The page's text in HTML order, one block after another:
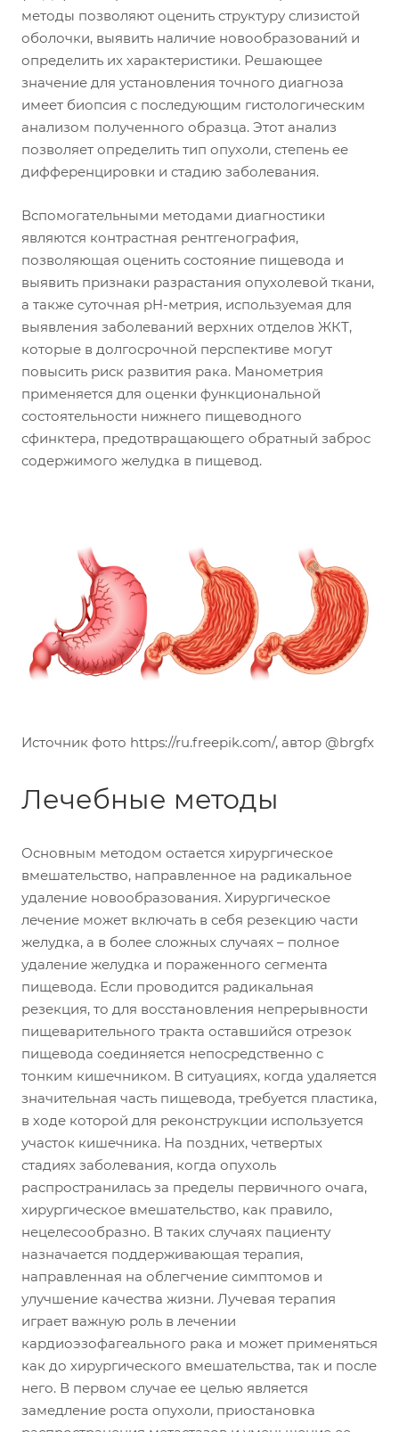
методы позволяют оценить структуру слизистой
оболочки, выявить наличие новообразований и
определить их характеристики. Решающее
значение для установления точного диагноза
имеет биопсия с последующим гистологическим
анализом полученного образца. Этот анализ
позволяет определить тип опухоли, степень ее
дифференцировки и стадию заболевания.
Вспомогательными методами диагностики
являются контрастная рентгенография,
позволяющая оценить состояние пищевода и
выявить признаки разрастания опухолевой ткани,
а также суточная pH-метрия, используемая для
выявления заболеваний верхних отделов ЖКТ,
которые в долгосрочной перспективе могут
повысить риск развития рака. Манометрия
применяется для оценки функциональной
состоятельности нижнего пищеводного
сфинктера, предотвращающего обратный заброс
содержимого желудка в пищевод.
Источник фото https://ru.freepik.com/, автор @brgfx
Лечебные методы
Основным методом остается хирургическое
вмешательство, направленное на радикальное
удаление новообразования. Хирургическое
лечение может включать в себя резекцию части
желудка, а в более сложных случаях – полное
удаление желудка и пораженного сегмента
пищевода. Если проводится радикальная
резекция, то для восстановления непрерывности
пищеварительного тракта оставшийся отрезок
пищевода соединяется непосредственно с
тонким кишечником. В ситуациях, когда удаляется
значительная часть пищевода, требуется пластика,
в ходе которой для реконструкции используется
участок кишечника. На поздних, четвертых
стадиях заболевания, когда опухоль
распространилась за пределы первичного очага,
хирургическое вмешательство, как правило,
нецелесообразно. В таких случаях пациенту
назначается поддерживающая терапия,
направленная на облегчение симптомов и
улучшение качества жизни. Лучевая терапия
играет важную роль в лечении
кардиоэзофагеального рака и может применяться
как до хирургического вмешательства, так и после
него. В первом случае ее целью является
замедление роста опухоли, приостановка